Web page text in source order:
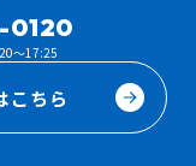
0120
～17:25
こちら